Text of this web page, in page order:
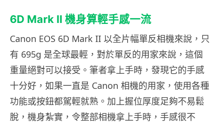
6D Mark II 機身算輕手感一流
Canon EOS 6D Mark II 以全片幅單反相機來說，只
有 695g 是全球最輕，對於單反的用家來說，這個
重量絕對可以接受。筆者拿上手時，發現它的手感
十分好，如果一直是 Canon 相機的用家，使用各種
功能或按鈕都駕輕就熟。加上握位厚度足夠不易鬆
脫，機身紮實，令整部相機拿上手時，手感很不